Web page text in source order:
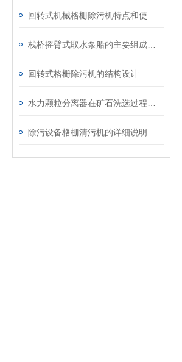
回转式格栅除污机的结构设计
除污设备格栅清污机的详细说明